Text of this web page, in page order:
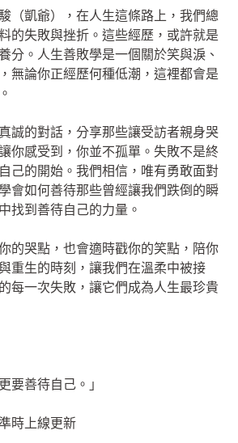
（凱爺），在人生這條路上，我們總
的失敗與挫折。這些經歷，或許就是
分。人生善敗學是一個關於笑與淚、
無論你正經歷何種低潮，這裡都會是
誠的對話，分享那些讓受訪者親身哭
你感受到，你並不孤單。失敗不是終
己的開始。我們相信，唯有勇敢面對
會如何善待那些曾經讓我們跌倒的瞬
找到善待自己的力量。
的哭點，也會適時戳你的笑點，陪你
重生的時刻，讓我們在溫柔中被接
每一次失敗，讓它們成為人生最珍貴
要善待自己。」
時上線更新